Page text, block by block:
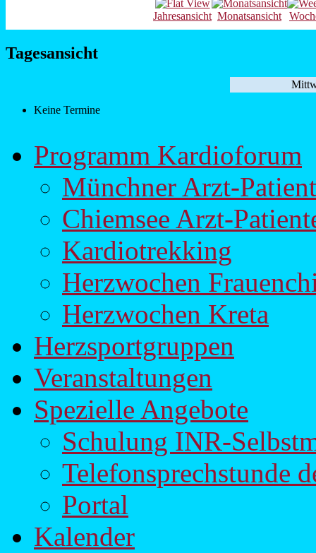
Jahresansicht Monatsansicht
Tagesansicht
Keine Termine
Programm Kardioforum
Münchner Arzt-
Chiemsee Arzt-
Kardiotrekking
Herzwochen
Herzwochen Kreta
Herzsportgruppen
Veranstaltungen
Spezielle Angebote
Schulung INR-
Telefonsprechstunde
Portal
Kalender